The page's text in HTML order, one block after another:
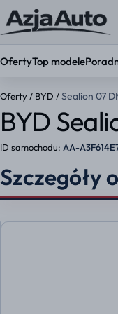
OfertyTop modele
Oferty / BYD /Sealion 07
BYD
ID samochodu: AA-
Szczegóły